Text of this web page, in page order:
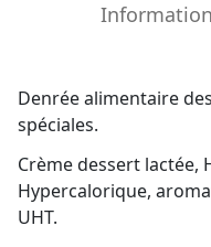
Denrée alimentaire
spéciales.
Crème dessert lactée,
Hypercalorique,
UHT.